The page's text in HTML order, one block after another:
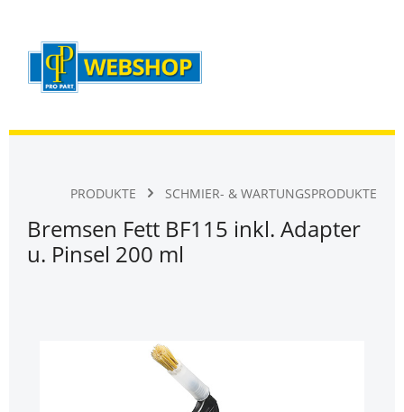
PRODUKTE SCHMIER- & WARTUNGSPRODUKTE
Bremsen Fett BF115 inkl. Adapter
u. Pinsel 200 ml
Bildergalerie überspringen